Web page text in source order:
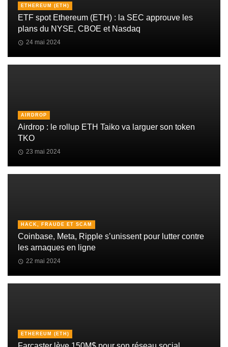
ETHEREUM (ETH)
ETF spot Ethereum (ETH) : la SEC approuve les
plans du NYSE, CBOE et Nasdaq
24 mai 2024
AIRDROP
Airdrop : le rollup ETH Taiko va larguer son token
TKO
23 mai 2024
HACK, FRAUDE ET SCAM
Coinbase, Meta, Ripple s’unissent pour lutter contre
les arnaques en ligne
22 mai 2024
ETHEREUM (ETH)